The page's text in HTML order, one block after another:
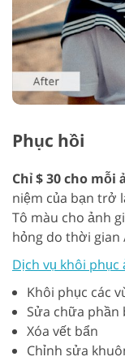
Phục hồi
Chỉ $ 30 cho mỗi
niệm của bạn trở
Tô màu cho ảnh
hỏng do thời
Dịch vụ khôi phục
Khôi phục các
Sửa chữa phần
Xóa vết bẩn
Chỉnh sửa